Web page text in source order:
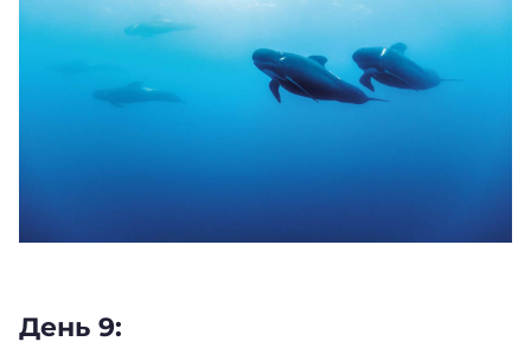
День 9: